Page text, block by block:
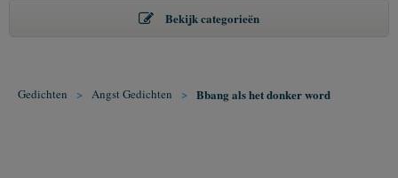
Bekijk categorieën
Gedichten > Angst Gedichten > Bbang als het donker word